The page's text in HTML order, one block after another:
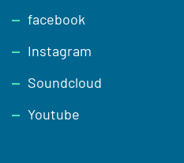
facebook
Instagram
Soundcloud
Youtube